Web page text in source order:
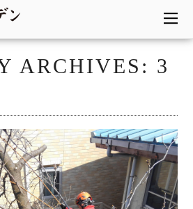
ARCHIVES: 3